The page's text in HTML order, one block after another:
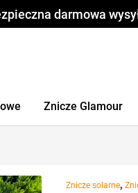
darmowa
Znicze Glamour
Znicze solarne,